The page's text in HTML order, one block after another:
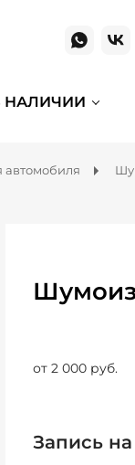
НАЛИЧИИ
от 2 000 руб.
Запись на